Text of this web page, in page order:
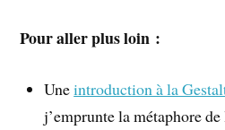
Pour aller plus loin :
Uneintroduction à la
j’emprunte la métaphore